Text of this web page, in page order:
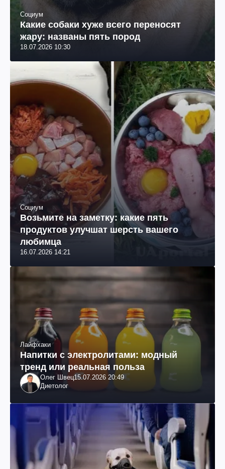
Социум
Какие собаки хуже всего переносят
жару: названы пять пород
18.07.2026 10:30
Социум
Возьмите на заметку: какие пять
продуктов улучшат шерсть вашего
любимца
16.07.2026 14:21
Лайфхаки
Напитки с электролитами: модный
тренд или реальная польза
Олег Швец15.07.2026 20:49
Диетолог